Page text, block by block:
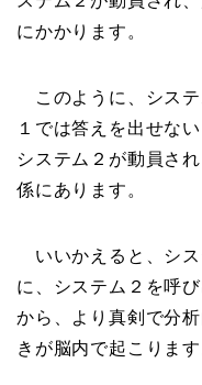
にかかります。
このように、システ
１では答えを出せな
システム２が動員さ
係にあります。
いいかえると、シス
に、システム２を呼
から、より真剣で分
きが脳内で起こります